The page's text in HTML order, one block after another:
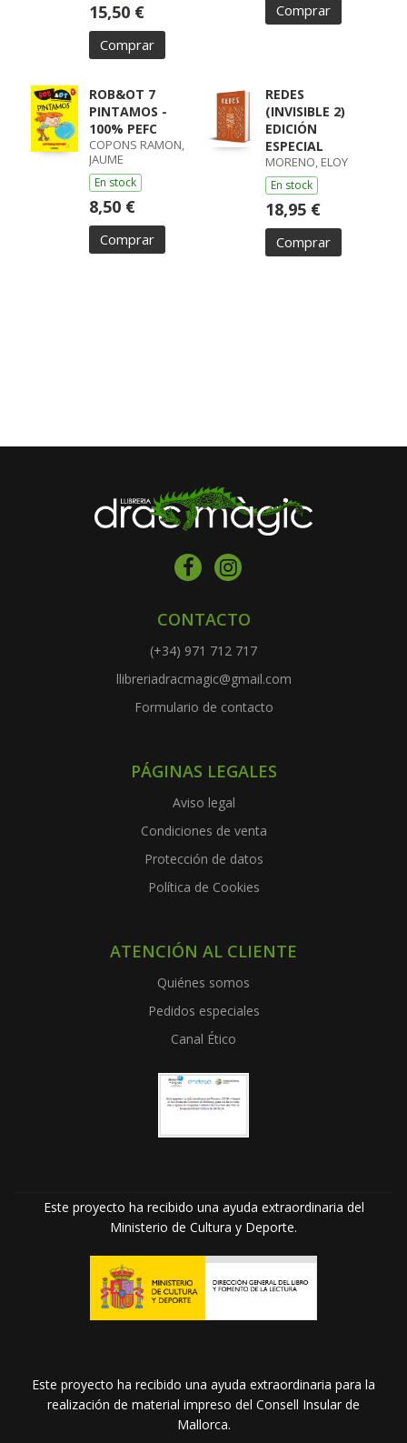
15,50 €
Comprar
Comprar
ROB&OT 7
PINTAMOS -
100% PEFC
COPONS RAMON,
JAUME
En stock
8,50 €
Comprar
REDES
(INVISIBLE 2)
EDICIÓN
ESPECIAL
MORENO, ELOY
En stock
18,95 €
Comprar
CONTACTO
(+34) 971 712 717
llibreriadracmagic@gmail.com
Formulario de contacto
PÁGINAS LEGALES
Aviso legal
Condiciones de venta
Protección de datos
Política de Cookies
ATENCIÓN AL CLIENTE
Quiénes somos
Pedidos especiales
Canal Ético
Este proyecto ha recibido una ayuda extraordinaria del
Ministerio de Cultura y Deporte.
Este proyecto ha recibido una ayuda extraordinaria para la
realización de material impreso del Consell Insular de
Mallorca.